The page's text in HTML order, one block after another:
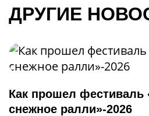
ДРУГИЕ
Как прошел фестиваль
снежное ралли»-2026